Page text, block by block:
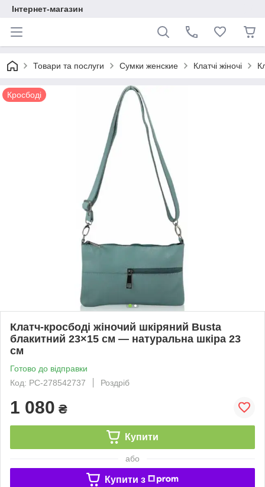
Інтернет-магазин
Товари та послуги Сумки женские Клатчі жіночі
Кросбоді
Клатч-кросбоді жіночий шкіряний Busta
блакитний 23×15 см — натуральна шкіра 23
см
Готово до відправки
Код: PC-278542737
Роздріб
1 080 ₴
Купити
або
Купити з